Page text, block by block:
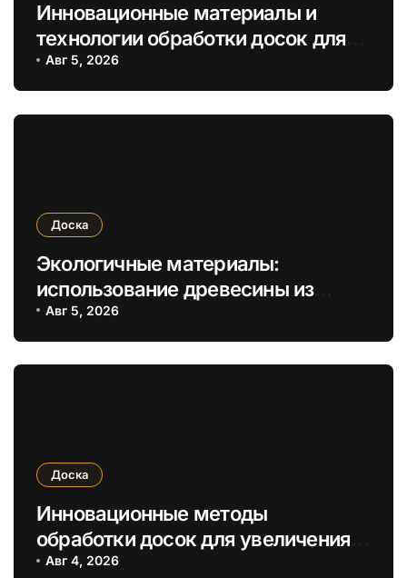
Инновационные материалы и
технологии обработки досок для
повышения прочности и
экологичности
Авг 5, 2026
Доска
Экологичные материалы:
использование древесины из
устойчивых источников для
обрезных и необрезных изделий
Авг 5, 2026
Доска
Инновационные методы
обработки досок для увеличения
их долговечности и экологичности
Авг 4, 2026